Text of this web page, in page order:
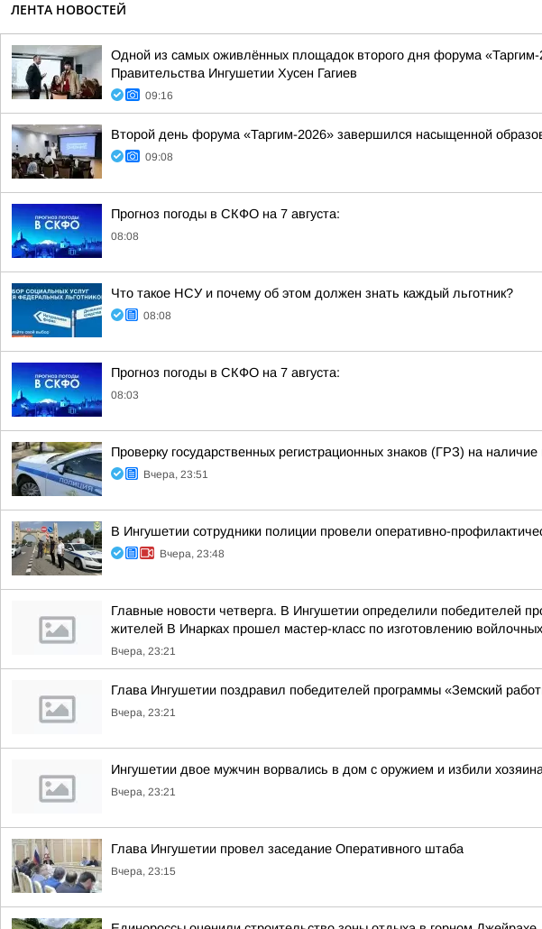
ЛЕНТА НОВОСТЕЙ
Одной из самых оживлённых площадок второго дня форума
Правительства Ингушетии Хусен Гагиев
09:16
Второй день форума «Таргим-2026» завершился насыщенной
09:08
Прогноз погоды в СКФО на 7 августа:
08:08
Что такое НСУ и почему об этом должен знать каждый льготник?
08:08
Прогноз погоды в СКФО на 7 августа:
08:03
Проверку государственных регистрационных знаков (ГРЗ) на
Вчера, 23:51
В Ингушетии сотрудники полиции провели оперативно-
Вчера, 23:48
Главные новости четверга. В Ингушетии определили победителей
жителей В Инарках прошел мастер-класс по изготовлению
Вчера, 23:21
Глава Ингушетии поздравил победителей программы «Земский
Вчера, 23:21
Ингушетии двое мужчин ворвались в дом с оружием и избили хозяина
Вчера, 23:21
Глава Ингушетии провел заседание Оперативного штаба
Вчера, 23:15